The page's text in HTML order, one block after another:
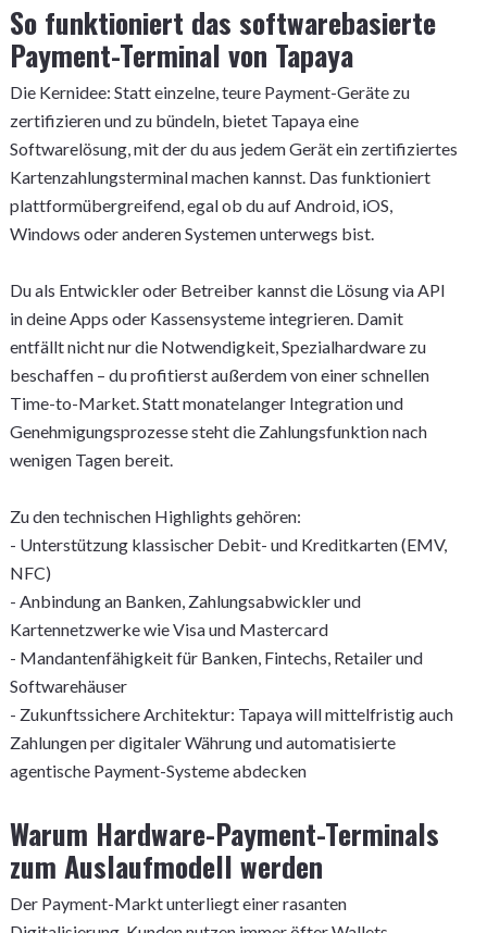
So funktioniert das softwarebasierte
Payment-Terminal von Tapaya
Die Kernidee: Statt einzelne, teure Payment-Geräte zu
zertifizieren und zu bündeln, bietet Tapaya eine
Softwarelösung, mit der du aus jedem Gerät ein zertifiziertes
Kartenzahlungsterminal machen kannst. Das funktioniert
plattformübergreifend, egal ob du auf Android, iOS,
Windows oder anderen Systemen unterwegs bist.
Du als Entwickler oder Betreiber kannst die Lösung via API
in deine Apps oder Kassensysteme integrieren. Damit
entfällt nicht nur die Notwendigkeit, Spezialhardware zu
beschaffen – du profitierst außerdem von einer schnellen
Time-to-Market. Statt monatelanger Integration und
Genehmigungsprozesse steht die Zahlungsfunktion nach
wenigen Tagen bereit.
Zu den technischen Highlights gehören:
- Unterstützung klassischer Debit- und Kreditkarten (EMV,
NFC)
- Anbindung an Banken, Zahlungsabwickler und
Kartennetzwerke wie Visa und Mastercard
- Mandantenfähigkeit für Banken, Fintechs, Retailer und
Softwarehäuser
- Zukunftssichere Architektur: Tapaya will mittelfristig auch
Zahlungen per digitaler Währung und automatisierte
agentische Payment-Systeme abdecken
Warum Hardware-Payment-Terminals
zum Auslaufmodell werden
Der Payment-Markt unterliegt einer rasanten